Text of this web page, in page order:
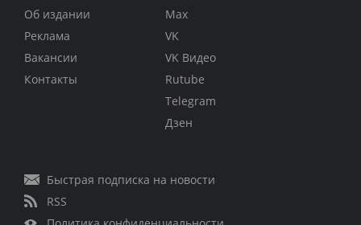
Об издании
Реклама
Вакансии
Контакты
Max
VK
VK Видео
Rutube
Telegram
Дзен
Быстрая подписка на новости
RSS